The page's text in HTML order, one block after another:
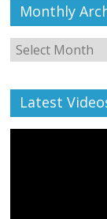
Monthly
Monthly
Archive
Latest